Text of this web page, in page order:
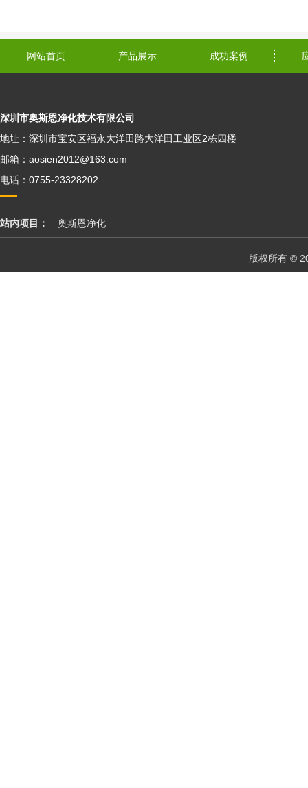
网站首页 产品展示 成功案例
深圳市奥斯恩净化技术有限公司
地址：深圳市宝安区福永大洋田路大洋田工业区2栋四楼
邮箱：aosien2012@163.com
电话：0755-23328202
站内项目： 奥斯恩净化
版权所有 ©